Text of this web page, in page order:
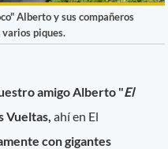
Alberto y sus compañeros
piques.
amigo Alberto "El
Vueltas, ahí en El
con gigantes